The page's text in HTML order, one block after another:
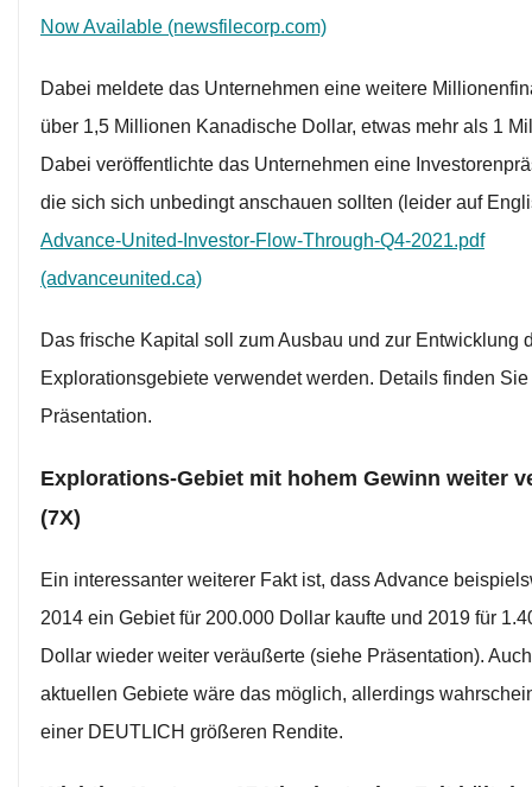
Now Available (newsfilecorp.com)
Dabei meldete das Unternehmen eine weitere
über 1,5 Millionen Kanadische Dollar, etwas mehr als 1
Dabei veröffentlichte das Unternehmen eine
die sich sich unbedingt anschauen sollten (leider auf
Advance-United-Investor-Flow-Through-Q4-2021.pdf
(advanceunited.ca)
Das frische Kapital soll zum Ausbau und zur Entwicklung
Explorationsgebiete verwendet werden. Details finden
Präsentation.
Explorations-Gebiet mit hohem Gewinn weiter
(7X)
Ein interessanter weiterer Fakt ist, dass Advance
2014 ein Gebiet für 200.000 Dollar kaufte und 2019 für
Dollar wieder weiter veräußerte (siehe Präsentation).
aktuellen Gebiete wäre das möglich, allerdings
einer DEUTLICH größeren Rendite.